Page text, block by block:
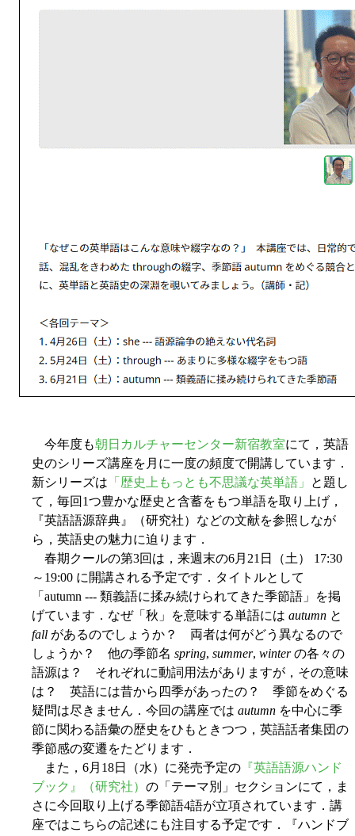
今年度も朝日カルチャーセンター新宿教室にて，英語
史のシリーズ講座を月に一度の頻度で開講しています．
新シリーズは 「歴史上もっとも不思議な英単語」
と題し
て，毎回1つ豊かな歴史と含蓄をもつ単語を取り上げ，
『英語語源辞典』（研究社）などの文献を参照しなが
ら，英語史の魅力に迫ります．
春期クールの第3回は，来週末の6月21日（土） 17:30
～19:00 に開講される予定です．タイトルとして
「autumn --- 類義語に揉み続けられてきた季節語」を掲
げています．なぜ「秋」を意味する単語には autumn と
fall があるのでしょうか？ 両者は何がどう異なるので
しょうか？ 他の季節名 spring, summer, winterの各々の
語源は？ それぞれに動詞用法がありますが，その意味
は？ 英語には昔から四季があったの？ 季節をめぐる
疑問は尽きません．今回の講座では autumn を中心に季
節に関わる語彙の歴史をひもときつつ，英語話者集団の
季節感の変遷をたどります．
また，6月18日（水）に発売予定の 『英語語源ハンド
ブック』（研究社） の「テーマ別」セクションにて，ま
さに今回取り上げる季節語4語が立項されています．講
座ではこちらの記述にも注目する予定です．『ハンドブ